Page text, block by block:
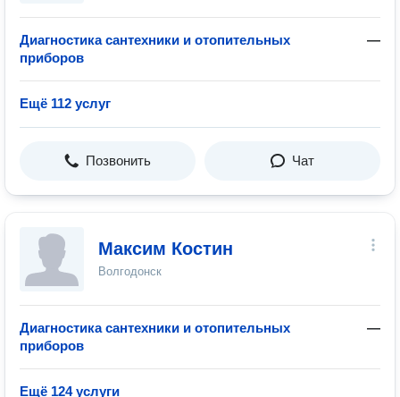
Диагностика сантехники и отопительных
приборов
—
Ещё 112 услуг
Позвонить Чат
Максим Костин
Волгодонск
Диагностика сантехники и отопительных
приборов
—
Ещё 124 услуги